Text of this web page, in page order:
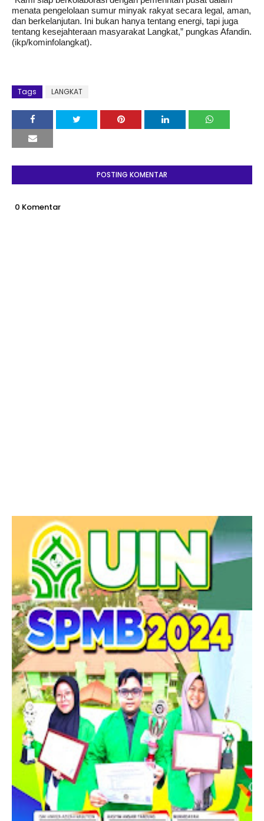
menata pengelolaan sumur minyak rakyat secara legal, aman,
dan berkelanjutan. Ini bukan hanya tentang energi, tapi juga
tentang kesejahteraan masyarakat Langkat,” pungkas Afandin.
(ikp/kominfolangkat).
Tags LANGKAT
POSTING KOMENTAR
0 Komentar